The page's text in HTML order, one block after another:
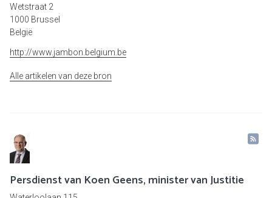
Wetstraat 2
1000 Brussel
België
http://www.jambon.belgium.be
Alle artikelen van deze bron
Persdienst van Koen Geens, minister van Justitie